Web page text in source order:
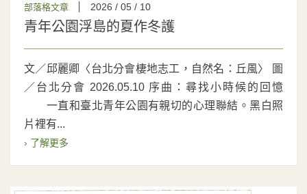
部落格文章 2026 / 05 / 10
青年公園浮島的夏作冬護
文／邱麗卿〈台北分會棲地志工，自然名：丘風〉 圖
／台北分會 2026.05.10 序曲：尋找小時候的回憶
一直和臺北青年公園有親切的心理聯結。黑白照
片裡有...
› 了解更多